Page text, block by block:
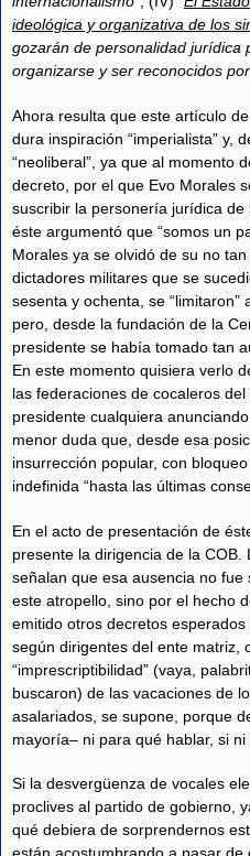
ideológica y organizativa de los
gozarán de personalidad jurídica
organizarse y ser reconocidos
Ahora resulta que este artículo
dura inspiración “imperialista” y,
“neoliberal”, ya que al momento
decreto, por el que Evo Morales
suscribir la personería jurídica de
éste argumentó que “somos un
Morales ya se olvidó de su no
dictadores militares que se
sesenta y ochenta, se
pero, desde la fundación de la
presidente se había tomado tan
En este momento quisiera verlo
las federaciones de cocaleros
presidente cualquiera
menor duda que, desde esa
insurrección popular, con
indefinida “hasta las últimas
En el acto de presentación de
presente la dirigencia de la
señalan que esa ausencia no
este atropello, sino por el hecho
emitido otros decretos esperados
según dirigentes del ente matriz,
“imprescriptibilidad” (vaya,
buscaron) de las vacaciones de
asalariados, se supone, porque
mayoría– ni para qué hablar, si ni
Si la desvergüenza de vocales
proclives al partido de gobierno,
qué debiera de sorprendernos